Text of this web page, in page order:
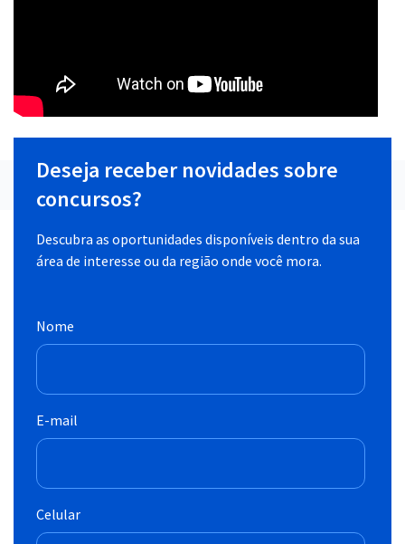
Deseja receber novidades sobre
concursos?
Descubra as oportunidades disponíveis dentro da sua
área de interesse ou da região onde você mora.
Nome
E-mail
Celular